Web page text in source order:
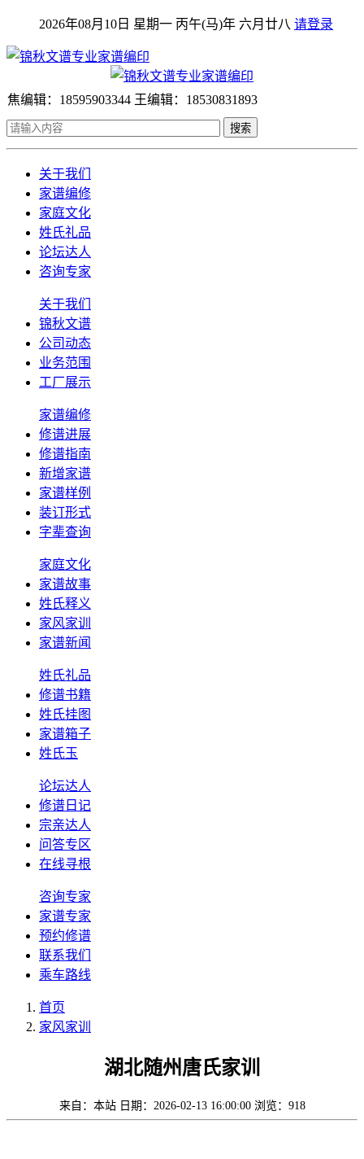
2026年08月10日 星期一 丙午(马)年 六月廿八 请登录
焦编辑：18595903344 王编辑：18530831893
搜索
关于我们
家谱编修
家庭文化
姓氏礼品
论坛达人
咨询专家
关于我们
锦秋文谱
公司动态
业务范围
工厂展示
家谱编修
修谱进展
修谱指南
新增家谱
家谱样例
装订形式
字辈查询
家庭文化
家谱故事
姓氏释义
家风家训
家谱新闻
姓氏礼品
修谱书籍
姓氏挂图
家谱箱子
姓氏玉
论坛达人
修谱日记
宗亲达人
问答专区
在线寻根
咨询专家
家谱专家
预约修谱
联系我们
乘车路线
首页
家风家训
湖北随州唐氏家训
来自：本站 日期：2026-02-13 16:00:00 浏览：918